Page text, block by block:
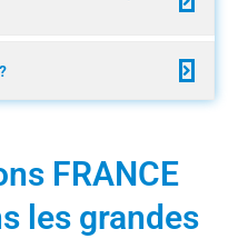
FRANCE
les grandes